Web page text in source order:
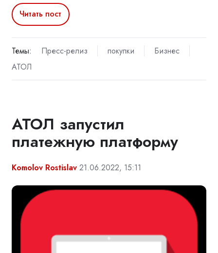
Читать пост
Темы: Пресс-релиз покупки
Бизнес
АТОЛ
АТОЛ запустил
платежную платформу
Komolov Rostislav 21.06.2022, 15:11